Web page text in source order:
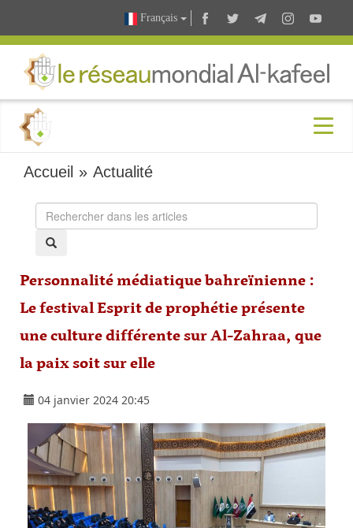
Français
Accueil »Actualité
Personnalité médiatique bahreïnienne :
Le festival Esprit de prophétie présente
une culture différente sur Al-Zahraa, que
la paix soit sur elle
04 janvier 2024 20:45